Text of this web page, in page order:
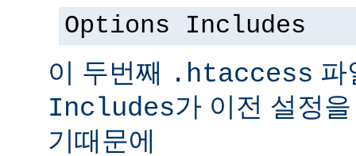
Options Includes
이 두번째 .htaccess
Includes가 이전 설정
기때문에